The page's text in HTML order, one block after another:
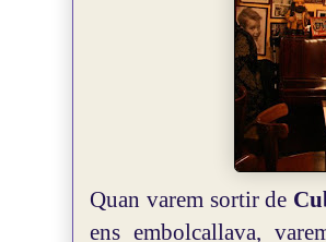
Quan varem sortir de
ens embolcallava,